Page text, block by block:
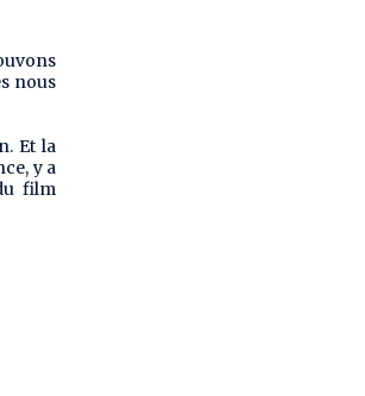
nous
Et la
y a
film